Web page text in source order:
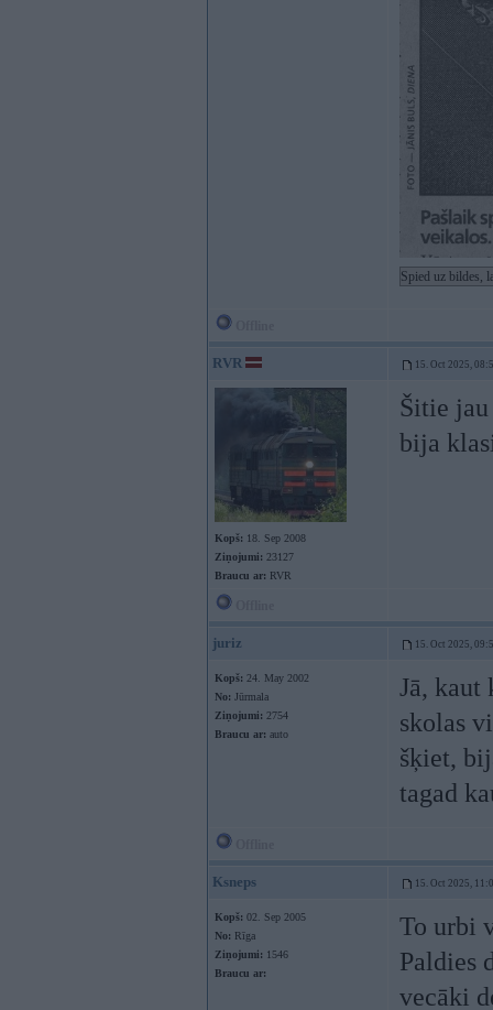
Spied uz bildes,
RVR 15. Oct 2025,
Kopš: 18. Sep 2008
Ziņojumi: 23127
Braucu ar: RVR
Šitie
bija
juriz 15. Oct 2025,
Kopš: 24. May 2002
No: Jūrmala
Ziņojumi: 2754
Braucu ar: auto
Jā, kaut
skolas
šķiet,
tagad
Ksneps 15. Oct 2025,
Kopš: 02. Sep 2005
No: Rīga
Ziņojumi: 1546
Braucu ar:
To urbi
Paldies
vecāki